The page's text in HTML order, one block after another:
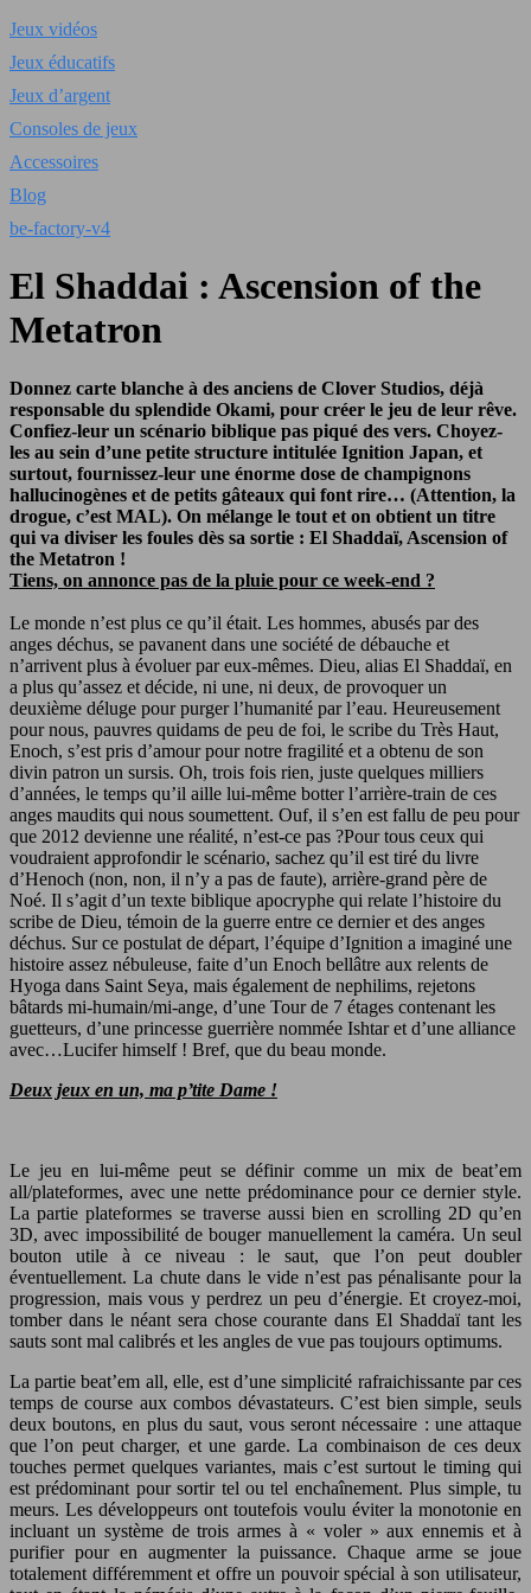
Jeux vidéos
Jeux éducatifs
Jeux d’argent
Consoles de jeux
Accessoires
Blog
be-factory-v4
El Shaddai : Ascension of the
Metatron
Donnez carte blanche à des anciens de Clover Studios, déjà
responsable du splendide Okami, pour créer le jeu de leur rêve.
Confiez-leur un scénario biblique pas piqué des vers. Choyez-
les au sein d’une petite structure intitulée Ignition Japan, et
surtout, fournissez-leur une énorme dose de champignons
hallucinogènes et de petits gâteaux qui font rire… (Attention, la
drogue, c’est MAL). On mélange le tout et on obtient un titre
qui va diviser les foules dès sa sortie : El Shaddaï, Ascension of
the Metatron !
Tiens, on annonce pas de la pluie pour ce week-end ?
Le monde n’est plus ce qu’il était. Les hommes, abusés par des
anges déchus, se pavanent dans une société de débauche et
n’arrivent plus à évoluer par eux-mêmes. Dieu, alias El Shaddaï, en
a plus qu’assez et décide, ni une, ni deux, de provoquer un
deuxième déluge pour purger l’humanité par l’eau. Heureusement
pour nous, pauvres quidams de peu de foi, le scribe du Très Haut,
Enoch, s’est pris d’amour pour notre fragilité et a obtenu de son
divin patron un sursis. Oh, trois fois rien, juste quelques milliers
d’années, le temps qu’il aille lui-même botter l’arrière-train de ces
anges maudits qui nous soumettent. Ouf, il s’en est fallu de peu pour
que 2012 devienne une réalité, n’est-ce pas ?Pour tous ceux qui
voudraient approfondir le scénario, sachez qu’il est tiré du livre
d’Henoch (non, non, il n’y a pas de faute), arrière-grand père de
Noé. Il s’agit d’un texte biblique apocryphe qui relate l’histoire du
scribe de Dieu, témoin de la guerre entre ce dernier et des anges
déchus. Sur ce postulat de départ, l’équipe d’Ignition a imaginé une
histoire assez nébuleuse, faite d’un Enoch bellâtre aux relents de
Hyoga dans Saint Seya, mais également de nephilims, rejetons
bâtards mi-humain/mi-ange, d’une Tour de 7 étages contenant les
guetteurs, d’une princesse guerrière nommée Ishtar et d’une alliance
avec…Lucifer himself ! Bref, que du beau monde.
Deux jeux en un, ma p’tite Dame !
Le jeu en lui-même peut se définir comme un mix de beat’em
all/plateformes, avec une nette prédominance pour ce dernier style.
La partie plateformes se traverse aussi bien en scrolling 2D qu’en
3D, avec impossibilité de bouger manuellement la caméra. Un seul
bouton utile à ce niveau : le saut, que l’on peut doubler
éventuellement. La chute dans le vide n’est pas pénalisante pour la
progression, mais vous y perdrez un peu d’énergie. Et croyez-moi,
tomber dans le néant sera chose courante dans El Shaddaï tant les
sauts sont mal calibrés et les angles de vue pas toujours optimums.
La partie beat’em all, elle, est d’une simplicité rafraichissante par ces
temps de course aux combos dévastateurs. C’est bien simple, seuls
deux boutons, en plus du saut, vous seront nécessaire : une attaque
que l’on peut charger, et une garde. La combinaison de ces deux
touches permet quelques variantes, mais c’est surtout le timing qui
est prédominant pour sortir tel ou tel enchaînement. Plus simple, tu
meurs. Les développeurs ont toutefois voulu éviter la monotonie en
incluant un système de trois armes à « voler » aux ennemis et à
purifier pour en augmenter la puissance. Chaque arme se joue
totalement différemment et offre un pouvoir spécial à son utilisateur,